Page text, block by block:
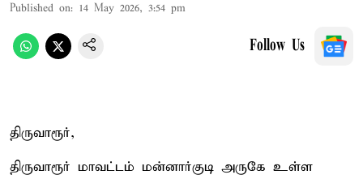
Published on: 14 May 2026, 3:54 pm
Follow Us
திருவாரூர்,
திருவாரூர் மாவட்டம் மன்னார்குடி அருகே உள்ள